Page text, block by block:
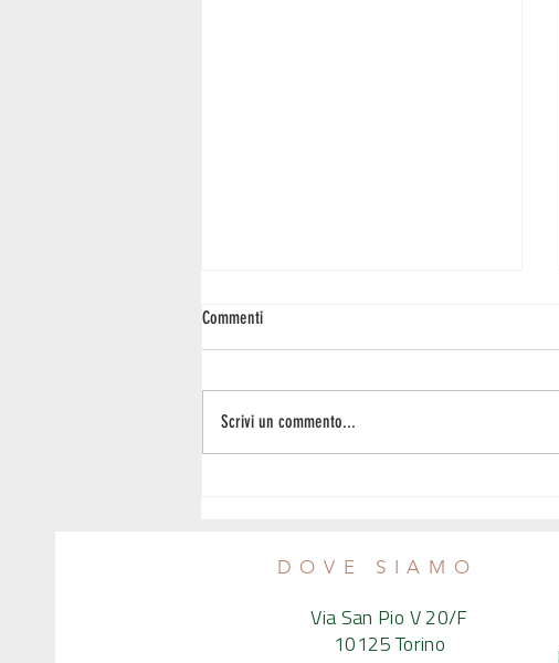
Commenti
Scrivi un commento...
DOVE SIAMO
Via San Pio V 20/F
10125 Torino